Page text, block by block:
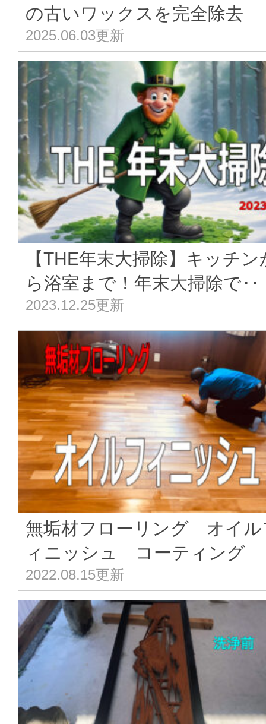
の古いワックスを完全除去
2025.06.03更新
【THE年末大掃除】キッチン
ら浴室まで！年末大掃除で･･
2023.12.25更新
無垢材フローリング オイル
ィニッシュ コーティング
2022.08.15更新